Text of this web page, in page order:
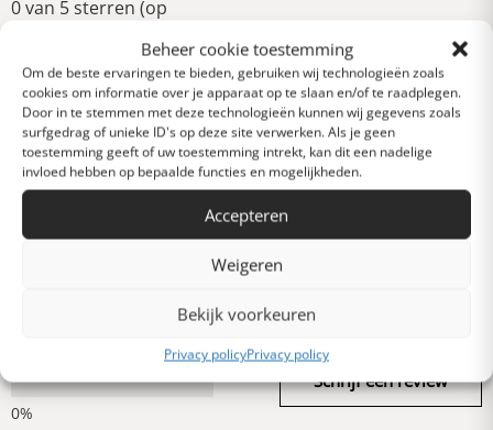
Beheer cookie toestemming
Om de beste ervaringen te bieden, gebruiken wij technologieën zoals
cookies om informatie over je apparaat op te slaan en/of te raadplegen.
Door in te stemmen met deze technologieën kunnen wij gegevens zoals
surfgedrag of unieke ID's op deze site verwerken. Als je geen
toestemming geeft of uw toestemming intrekt, kan dit een nadelige
invloed hebben op bepaalde functies en mogelijkheden.
Accepteren
Weigeren
Bekijk voorkeuren
Privacy policyPrivacy policy
0 van 5 sterren (op
Uitstekend
Heel goed
Schrijf een review